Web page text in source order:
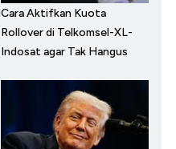
Cara Aktifkan Kuota
Rollover di Telkomsel-XL-
Indosat agar Tak Hangus